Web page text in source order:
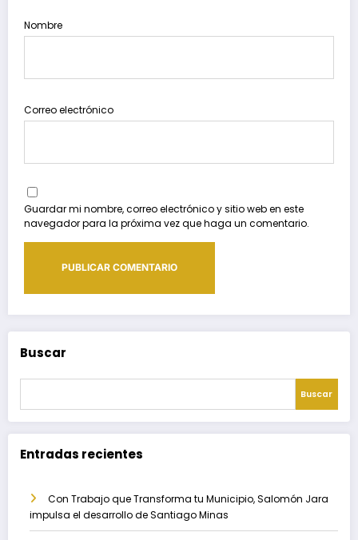
Nombre
Correo electrónico
Guardar mi nombre, correo electrónico y sitio web en este
navegador para la próxima vez que haga un comentario.
Buscar
Buscar
Entradas recientes
Con Trabajo que Transforma tu Municipio, Salomón Jara
impulsa el desarrollo de Santiago Minas